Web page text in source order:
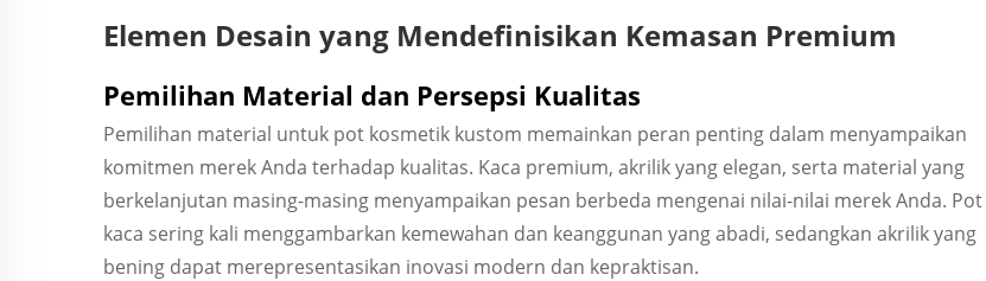
Elemen Desain yang Mendefinisikan Kemasan Premium
Pemilihan Material dan Persepsi Kualitas
Pemilihan material untuk pot kosmetik kustom memainkan peran penting dalam menyampaikan
komitmen merek Anda terhadap kualitas. Kaca premium, akrilik yang elegan, serta material yang
berkelanjutan masing-masing menyampaikan pesan berbeda mengenai nilai-nilai merek Anda. Pot
kaca sering kali menggambarkan kemewahan dan keanggunan yang abadi, sedangkan akrilik yang
bening dapat merepresentasikan inovasi modern dan kepraktisan.